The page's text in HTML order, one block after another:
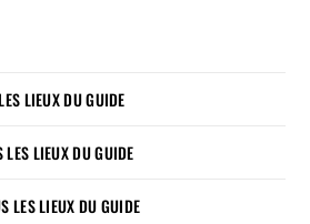
LIEUX DU GUIDE
LES LIEUX DU GUIDE
LES LIEUX DU GUIDE